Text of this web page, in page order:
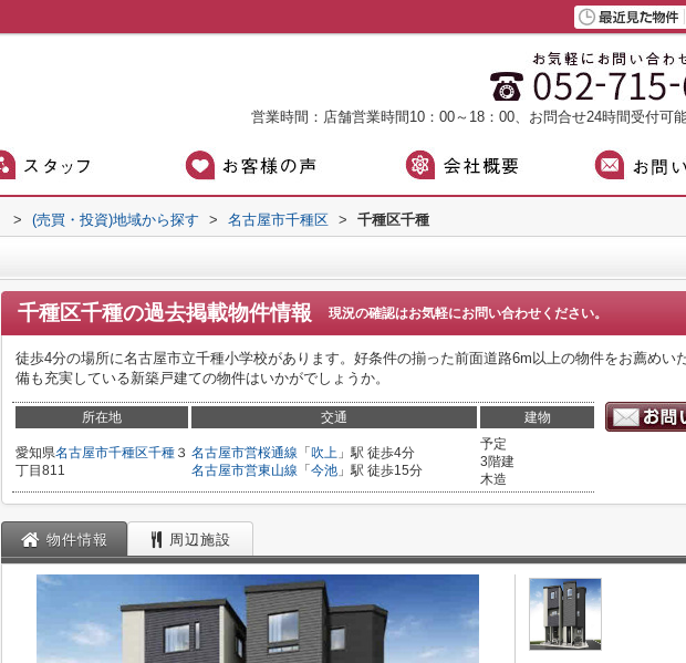
営業時間：店舗営業時間10：00～18：00、お問合せ24時間受付可
> (売買・投資)地域から探す > 名古屋市千種区 > 千種区千種
千種区千種の過去掲載物件情報 現況の確認はお気軽にお問い合わせください。
徒歩4分の場所に名古屋市立千種小学校があります。好条件の揃った前面道路6m以上の物件をお薦めい
備も充実している新築戸建ての物件はいかがでしょうか。
所在地 交通 建物
愛知県名古屋市千種区千種 ３
丁目811
名古屋市営桜通線 「 吹上 」駅 徒歩4分
名古屋市営東山線 「 今池 」駅 徒歩15分
予定
3階建
木造
物件情報 周辺施設